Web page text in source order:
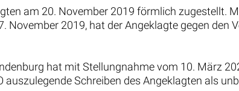
am 20. November 2019 förmlich zugestellt.
November 2019, hat der Angeklagte gegen den
hat mit Stellungnahme vom 10. März
Schreiben des Angeklagten als